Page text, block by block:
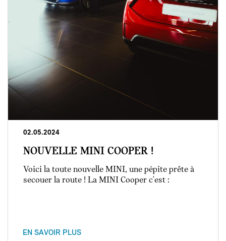
02.05.2024
NOUVELLE MINI COOPER !
Voici la toute nouvelle MINI, une pépite prête à
secouer la route ! La MINI Cooper c'est :
EN SAVOIR PLUS